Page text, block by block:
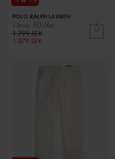
Classic FD-Hat
POLO RALPH LAUREN
1 799 SEK
1 079 SEK